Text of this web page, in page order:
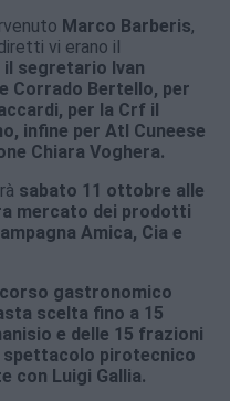
Marco Barberis,
vi erano il
segretario Ivan
Corrado Bertello, per
per la Crf il
infine per Atl Cuneese
Chiara Voghera.
sabato 11 ottobre alle
mercato dei prodotti
Amica, Cia e
gastronomico
scelta fino a 15
e delle 15 frazioni
spettacolo pirotecnico
con Luigi Gallia.